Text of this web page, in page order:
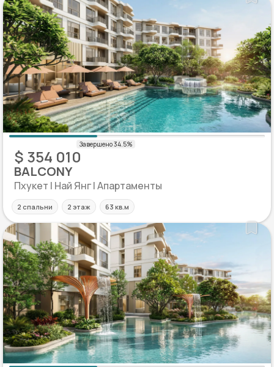
$ 354 010
BALCONY
Пхукет | Най Янг | Апартаменты
2 спальни 2 этаж 63 кв.м